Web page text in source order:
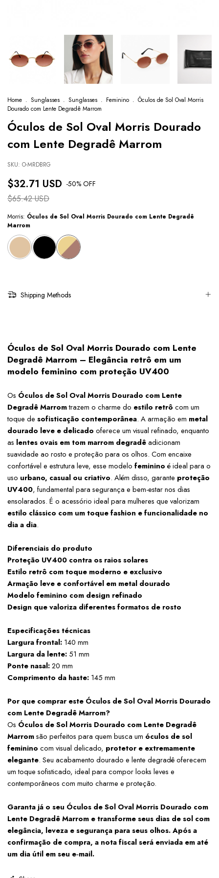
Home . Sunglasses . Sunglasses . Feminino . Óculos de Sol Oval Morris
Dourado com Lente Degradê Marrom
Óculos de Sol Oval Morris Dourado
com Lente Degradê Marrom
SKU: O-MRDBRG
$32.71 USD -50% OFF
$65.42 USD
Morris: Óculos de Sol Oval Morris Dourado com Lente Degradê
Marrom
Shipping Methods
Óculos de Sol Oval Morris Dourado com Lente
Degradê Marrom – Elegância retrô em um
modelo feminino com proteção UV400
Os Óculos de Sol Oval Morris Dourado com Lente
Degradê Marrom trazem o charme do estilo retrô com um
toque de sofisticação contemporânea. A armação em metal
dourado leve e delicado oferece um visual refinado, enquanto
as lentes ovais em tom marrom degradê adicionam
suavidade ao rosto e proteção para os olhos. Com encaixe
confortável e estrutura leve, esse modelo feminino é ideal para o
uso urbano, casual ou criativo. Além disso, garante proteção
UV400, fundamental para segurança e bem-estar nos dias
estilo clássico com um toque fashion e funcionalidade no
dia a dia.
Diferenciais do produto
Proteção UV400 contra os raios solares
Estilo retrô com toque moderno e exclusivo
Armação leve e confortável em metal dourado
Modelo feminino com design refinado
Design que valoriza diferentes formatos de rosto
Especificações técnicas
Largura frontal: 140 mm
Largura da lente: 51 mm
Ponte nasal: 20 mm
Comprimento da haste: 145 mm
Por que comprar este Óculos de Sol Oval Morris Dourado
com Lente Degradê Marrom?
Os Óculos de Sol Morris Dourado com Lente Degradê
Marrom são perfeitos para quem busca um óculos de sol
feminino com visual delicado, protetor e extremamente
elegante. Seu acabamento dourado e lente degradê oferecem
um toque sofisticado, ideal para compor looks leves e
contemporâneos com muito charme e proteção.
Garanta já o seu Óculos de Sol Oval Morris Dourado com
Lente Degradê Marrom e transforme seus dias de sol com
elegância, leveza e segurança para seus olhos. Após a
confirmação de compra, a nota fiscal será enviada em até
um dia útil em seu e‑mail.